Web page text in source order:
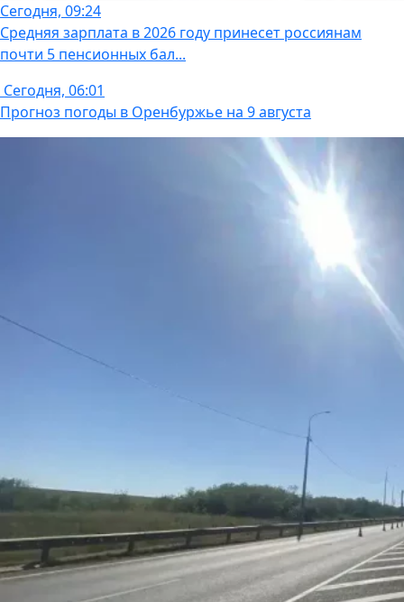
Сегодня, 09:24
Средняя зарплата в 2026 году принесет россиянам
почти 5 пенсионных бал...
Сегодня, 06:01
Прогноз погоды в Оренбуржье на 9 августа